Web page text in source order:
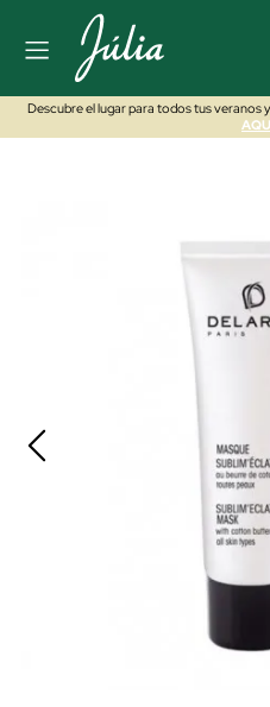
Descubre el lugar para todos tus veranos